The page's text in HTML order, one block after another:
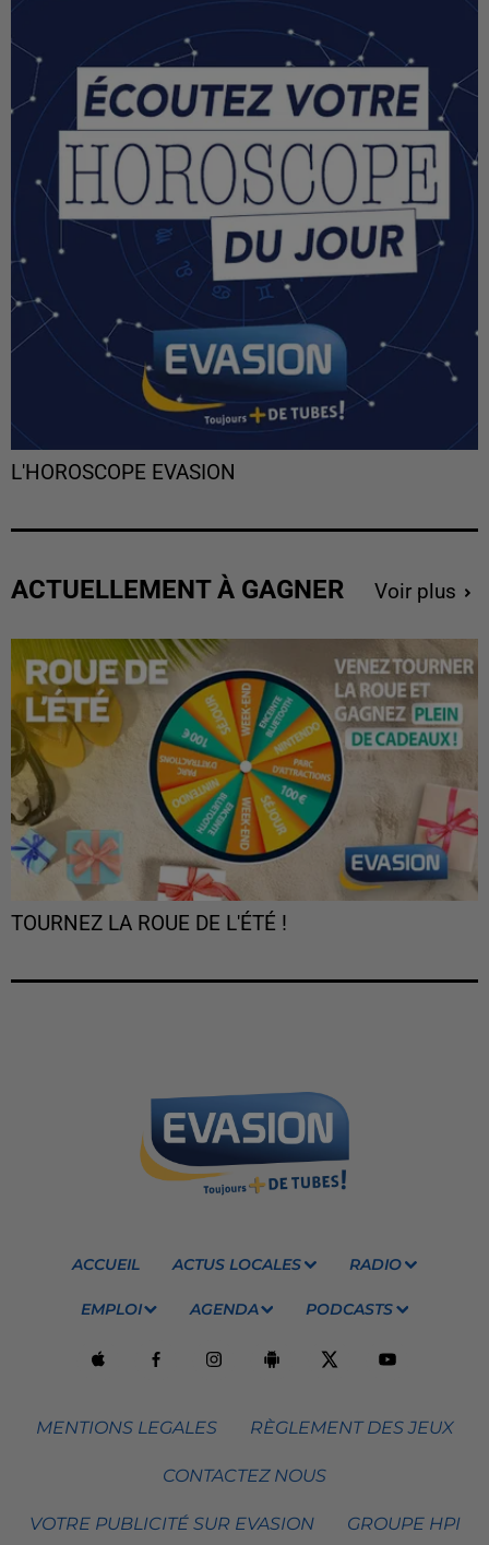
L'HOROSCOPE EVASION
ACTUELLEMENT À GAGNER Voir plus
TOURNEZ LA ROUE DE L'ÉTÉ !
ACCUEIL ACTUS LOCALES RADIO
EMPLOI AGENDA PODCASTS
MENTIONS LEGALES RÈGLEMENT DES JEUX
CONTACTEZ NOUS
VOTRE PUBLICITÉ SUR EVASION GROUPE HPI